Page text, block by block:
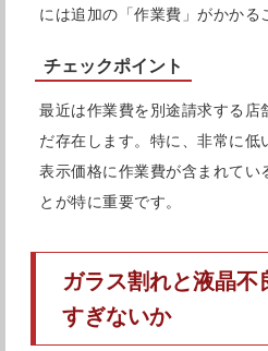
でしょうか。こちらのSMART
ープンという事で昔から非常に
うか。
SMART恵比寿
には追加の「作業費」がかかる
チェックポイント
最近は作業費を別途請求する店
だ存在します。特に、非常に低
表示価格に作業費が含まれてい
とが特に重要です。
ガラス割れと液晶不
すぎないか